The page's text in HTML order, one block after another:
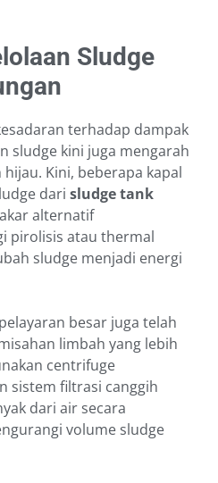
Sludge
terhadap dampak
sludge kini juga mengarah
Kini, beberapa kapal
dari sludge tank
alternatif
pirolisis atau thermal
sludge menjadi energi
besar juga telah
limbah yang lebih
centrifuge
sistem filtrasi canggih
dari air secara
volume sludge